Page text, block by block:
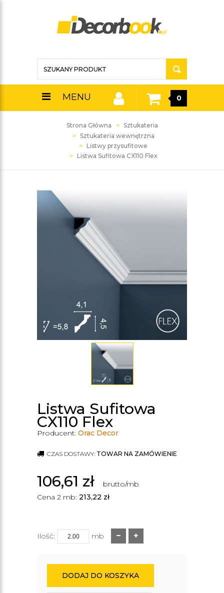
MENU 0
Strona Główna
Sztukateria
Sztukateria wewnętrzna
Listwy przysufitowe
Listwa Sufitowa CX110 Flex
Listwa Sufitowa
CX110 Flex
Producent: Orac Decor
CZAS DOSTAWY: TOWAR NA ZAMÓWIENIE
106,61 zł
brutto/mb
Cena 2 mb: 213,22 zł
Ilość: mb
DODAJ DO KOSZYKA